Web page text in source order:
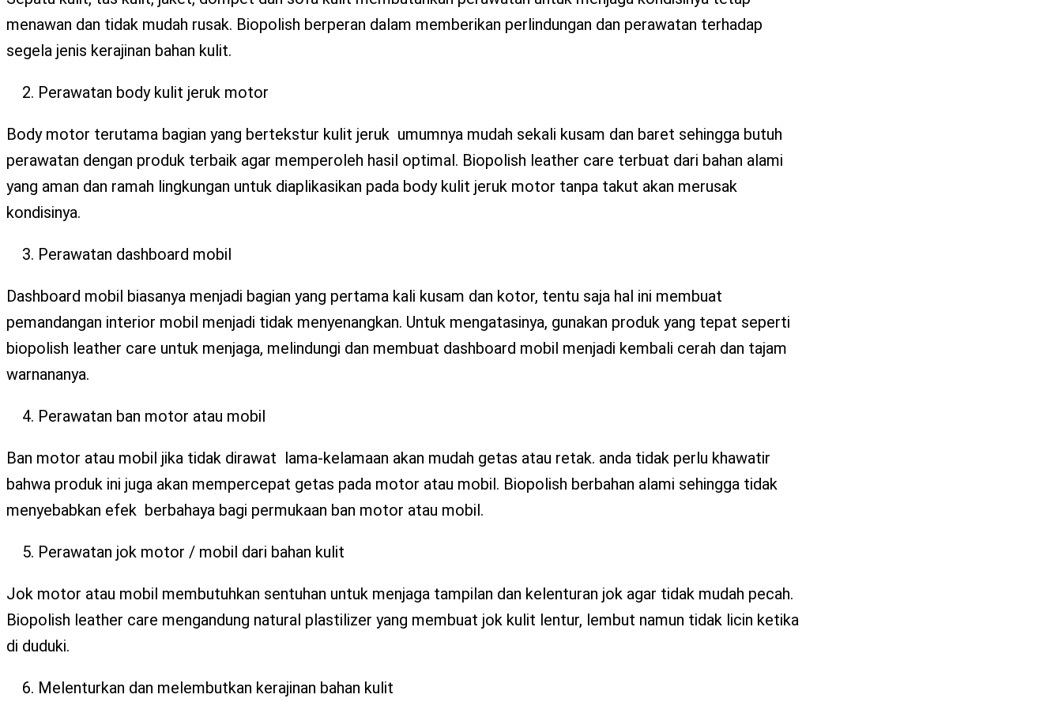
menawan dan tidak mudah rusak. Biopolish berperan dalam memberikan perlindungan dan perawatan terhadap
segela jenis kerajinan bahan kulit.
Perawatan body kulit jeruk motor
Body motor terutama bagian yang bertekstur kulit jeruk umumnya mudah sekali kusam dan baret sehingga butuh
perawatan dengan produk terbaik agar memperoleh hasil optimal. Biopolish leather care terbuat dari bahan alami
yang aman dan ramah lingkungan untuk diaplikasikan pada body kulit jeruk motor tanpa takut akan merusak
kondisinya.
Perawatan dashboard mobil
Dashboard mobil biasanya menjadi bagian yang pertama kali kusam dan kotor, tentu saja hal ini membuat
pemandangan interior mobil menjadi tidak menyenangkan. Untuk mengatasinya, gunakan produk yang tepat seperti
biopolish leather care untuk menjaga, melindungi dan membuat dashboard mobil menjadi kembali cerah dan tajam
warnananya.
Perawatan ban motor atau mobil
Ban motor atau mobil jika tidak dirawat lama-kelamaan akan mudah getas atau retak. anda tidak perlu khawatir
bahwa produk ini juga akan mempercepat getas pada motor atau mobil. Biopolish berbahan alami sehingga tidak
menyebabkan efek berbahaya bagi permukaan ban motor atau mobil.
Perawatan jok motor / mobil dari bahan kulit
Jok motor atau mobil membutuhkan sentuhan untuk menjaga tampilan dan kelenturan jok agar tidak mudah pecah.
Biopolish leather care mengandung natural plastilizer yang membuat jok kulit lentur, lembut namun tidak licin ketika
di duduki.
Melenturkan dan melembutkan kerajinan bahan kulit